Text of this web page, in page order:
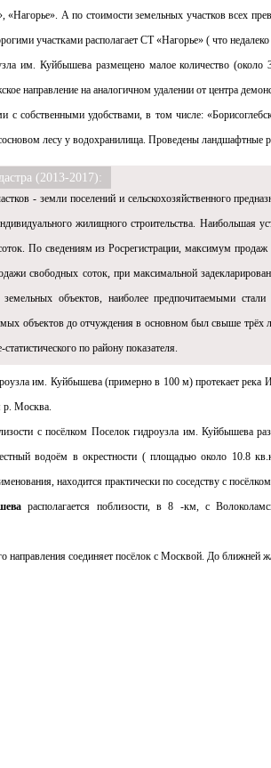
«Нагорье». А по стоимости земельных участков всех
участками располагает СТ «Нагорье» ( что
им. Куйбышева размещено малое количество
направление на аналогичном удалении от центра
с собственными удобствами, в том числе:
сосновом лесу у водохранилища. Проведены ландшафтные
(2013-2017):
- земли поселений и сельскохозяйственного
жилищного строительства. Наибольшая
По сведениям из Росрегистрации, максимум
свободных соток, при максимальной
объектов, наиболее предпочитаемыми
объектов до отчуждения в основном был свыше трёх
по району показателя.
им. Куйбышева (примерно в 100 м) протекает река
р. Москва.
с посёлком Поселок гидроузла им. Куйбышева
водоём в окрестности ( площадью около 10.8
находится практически по соседству с
располагается поблизости, в 8 -км, с
направления соединяет посёлок с Москвой. До ближней